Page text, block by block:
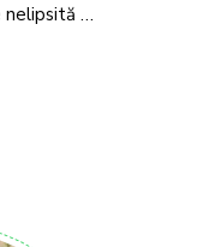
nelipsită …